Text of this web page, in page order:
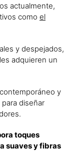
actualmente,
como el
y despejados,
adquieren un
y
diseñar
toques
suaves y fibras